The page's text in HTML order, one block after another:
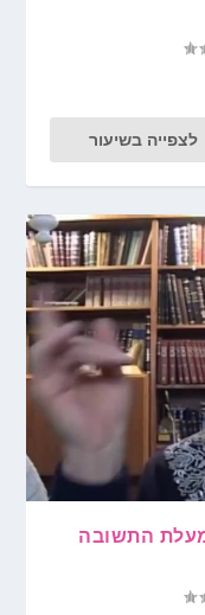
לצפייה בשיעור
התשובה